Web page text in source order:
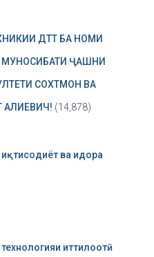
ДТТ БА НОМИ
ҶАШНИ
СОХТМОН ВА
АЛИЕВИЧ! (14,878)
ва идора
иттилоотӣ